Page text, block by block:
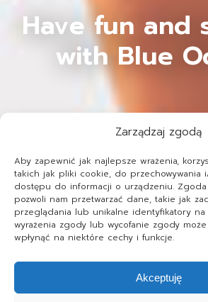
Zarządzaj zgodą
Aby zapewnić jak najlepsze wrażenia,
takich jak pliki cookie, do przechowywania
dostępu do informacji o urządzeniu.
pozwoli nam przetwarzać dane, takie jak
przeglądania lub unikalne identyfikatory na
wyrażenia zgody lub wycofanie zgody
wpłynąć na niektóre cechy i funkcje.
Akceptuję
Have fun and
with Blue